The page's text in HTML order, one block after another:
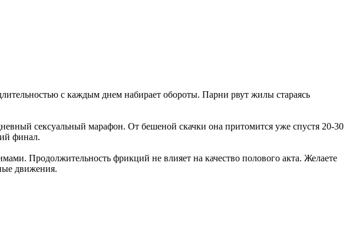
с каждым днем набирает обороты. Парни рвут жилы стараясь
сексуальный марафон. От бешеной скачки она притомится уже спустя 20-30
финал.
Продолжительность фрикций не влияет на качество полового акта. Желаете
движения.